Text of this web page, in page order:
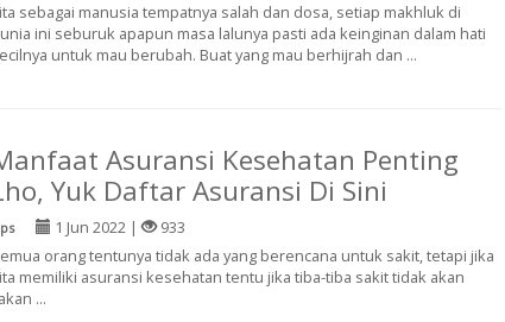
sebagai manusia tempatnya salah dan dosa, setiap makhluk di
ini seburuk apapun masa lalunya pasti ada keinginan dalam hati
untuk mau berubah. Buat yang mau berhijrah dan ...
Asuransi Kesehatan Penting
Yuk Daftar Asuransi Di Sini
1 Jun 2022 |
933
orang tentunya tidak ada yang berencana untuk sakit, tetapi jika
memiliki asuransi kesehatan tentu jika tiba-tiba sakit tidak akan
...